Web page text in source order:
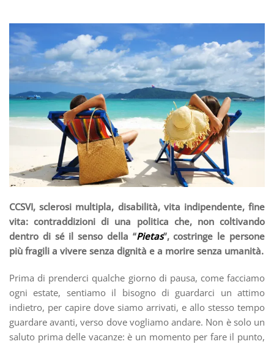
CCSVI, sclerosi multipla, disabilità, vita indipendente, fine
vita: contraddizioni di una politica che, non coltivando
dentro di sé il senso della “Pietas”, costringe le persone
più fragili a vivere senza dignità e a morire senza umanità.
Prima di prenderci qualche giorno di pausa, come facciamo
ogni estate, sentiamo il bisogno di guardarci un attimo
indietro, per capire dove siamo arrivati, e allo stesso tempo
guardare avanti, verso dove vogliamo andare. Non è solo un
saluto prima delle vacanze: è un momento per fare il punto,